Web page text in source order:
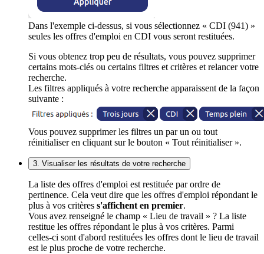
Dans l'exemple ci-dessus, si vous sélectionnez « CDI (941) »
seules les offres d'emploi en CDI vous seront restituées.
Si vous obtenez trop peu de résultats, vous pouvez supprimer
certains mots-clés ou certains filtres et critères et relancer votre
recherche.
Les filtres appliqués à votre recherche apparaissent de la façon
suivante :
Vous pouvez supprimer les filtres un par un ou tout
réinitialiser en cliquant sur le bouton « Tout réinitialiser ».
3. Visualiser les résultats de votre recherche
La liste des offres d'emploi est restituée par ordre de
pertinence. Cela veut dire que les offres d'emploi répondant le
plus à vos critères s'affichent en premier.
Vous avez renseigné le champ « Lieu de travail » ? La liste
restitue les offres répondant le plus à vos critères. Parmi
celles-ci sont d'abord restituées les offres dont le lieu de travail
est le plus proche de votre recherche.